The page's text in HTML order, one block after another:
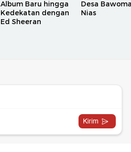
Album Baru hingga
Kedekatan dengan
Ed Sheeran
Desa
Nias